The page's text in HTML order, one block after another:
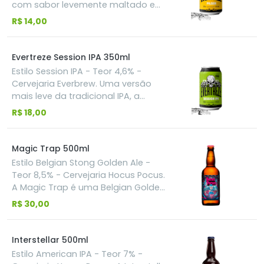
com sabor levemente maltado e
baixo amargor. Ideal para curtir em
R$ 14,00
Evertreze Session IPA 350ml
Estilo Session IPA - Teor 4,6% -
Cervejaria Everbrew. Uma versão
mais leve da tradicional IPA, a
Evertreze Session IPA tem aroma
R$ 18,00
Magic Trap 500ml
Estilo Belgian Stong Golden Ale -
Teor 8,5% - Cervejaria Hocus Pocus.
A Magic Trap é uma Belgian Golden
Strong Ale dourada, cristalina,
estilo. Usa uma levedura trapista em
temperaturas que maximizam o
aroma esterificado intenso de
R$ 30,00
Interstellar 500ml
Estilo American IPA - Teor 7% -